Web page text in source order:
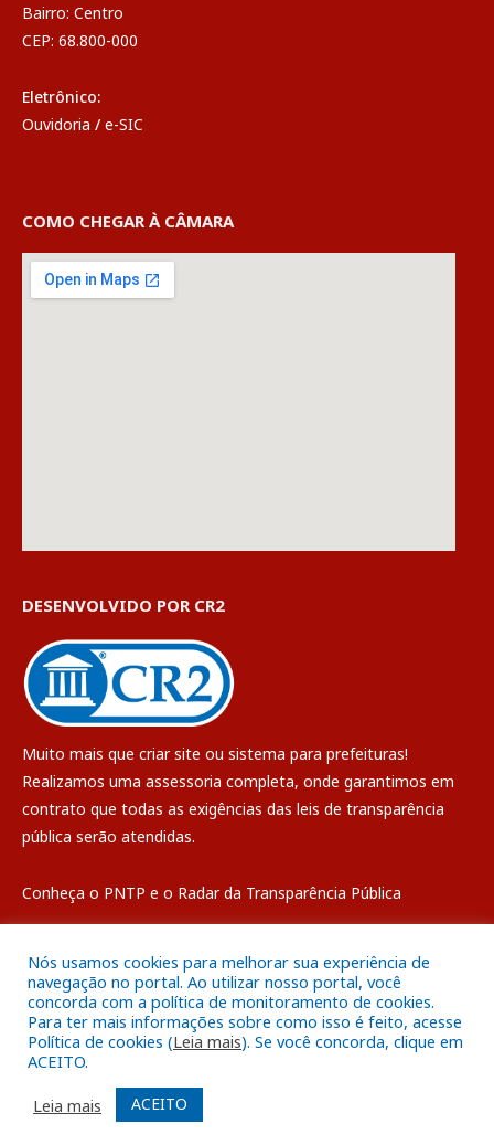
Bairro: Centro
CEP: 68.800-000
Eletrônico:
Ouvidoria / e-SIC
COMO CHEGAR À CÂMARA
DESENVOLVIDO POR CR2
Muito mais que criar site ou sistema para prefeituras!
Realizamos uma assessoria completa, onde garantimos em
contrato que todas as exigências das leis de transparência
pública serão atendidas.
Conheça o PNTP e o Radar da Transparência Pública
Todos os direitos reservados a Câmara Municipal de Breves
Mapa do Site
Acessar o Webmail
Nós usamos cookies para melhorar sua experiência de
navegação no portal. Ao utilizar nosso portal, você
concorda com a política de monitoramento de cookies.
Para ter mais informações sobre como isso é feito, acesse
Política de cookies (Leia mais). Se você concorda, clique em
ACEITO.
Leia mais
ACEITO